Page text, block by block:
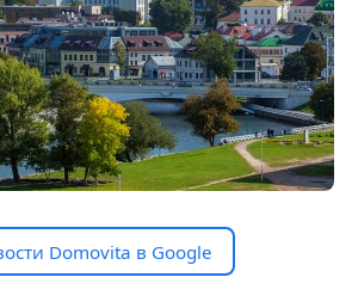
Domovita в Google